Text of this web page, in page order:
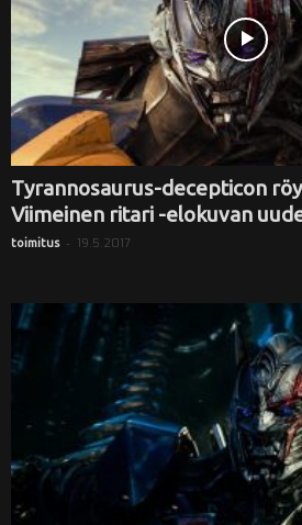
Tyrannosaurus-decepticon
Viimeinen ritari -elokuvan
toimitus - 19.5.2017